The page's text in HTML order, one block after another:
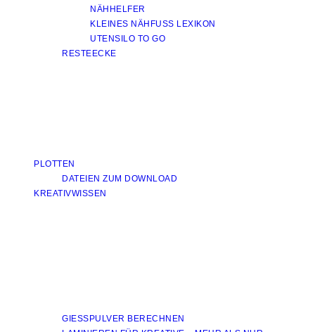
NÄHHELFER
KLEINES NÄHFUSS LEXIKON
UTENSILO TO GO
RESTEECKE
PLOTTEN
DATEIEN ZUM DOWNLOAD
KREATIVWISSEN
GIESSPULVER BERECHNEN